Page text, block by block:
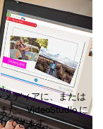
メディアに、または
た、VideoStudio に
できます。